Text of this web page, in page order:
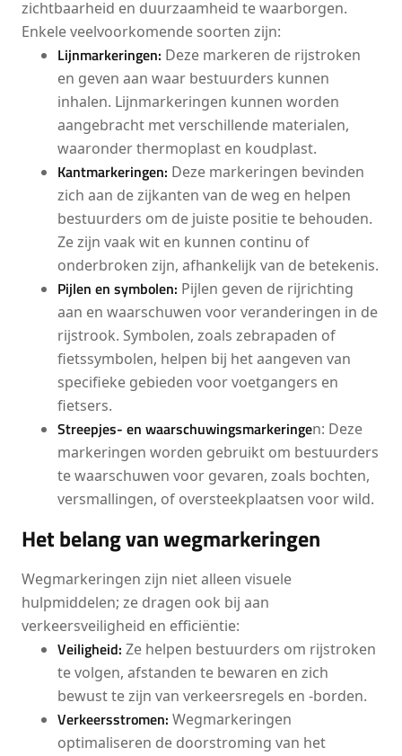
zichtbaarheid en duurzaamheid te waarborgen.
Enkele veelvoorkomende soorten zijn:
Lijnmarkeringen: Deze markeren de rijstroken
en geven aan waar bestuurders kunnen
inhalen. Lijnmarkeringen kunnen worden
aangebracht met verschillende materialen,
waaronder thermoplast en koudplast.
Kantmarkeringen: Deze markeringen bevinden
zich aan de zijkanten van de weg en helpen
bestuurders om de juiste positie te behouden.
Ze zijn vaak wit en kunnen continu of
onderbroken zijn, afhankelijk van de betekenis.
Pijlen en symbolen: Pijlen geven de rijrichting
aan en waarschuwen voor veranderingen in de
rijstrook. Symbolen, zoals zebrapaden of
fietssymbolen, helpen bij het aangeven van
specifieke gebieden voor voetgangers en
fietsers.
Streepjes- en waarschuwingsmarkeringen: Deze
markeringen worden gebruikt om bestuurders
te waarschuwen voor gevaren, zoals bochten,
versmallingen, of oversteekplaatsen voor wild.
Het belang van wegmarkeringen
Wegmarkeringen zijn niet alleen visuele
hulpmiddelen; ze dragen ook bij aan
verkeersveiligheid en efficiëntie:
Veiligheid: Ze helpen bestuurders om rijstroken
te volgen, afstanden te bewaren en zich
bewust te zijn van verkeersregels en -borden.
Verkeersstromen: Wegmarkeringen
optimaliseren de doorstroming van het